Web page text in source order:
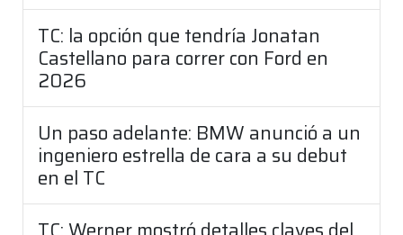
TC: la opción que tendría Jonatan
Castellano para correr con Ford en
2026
Un paso adelante: BMW anunció a un
ingeniero estrella de cara a su debut
en el TC